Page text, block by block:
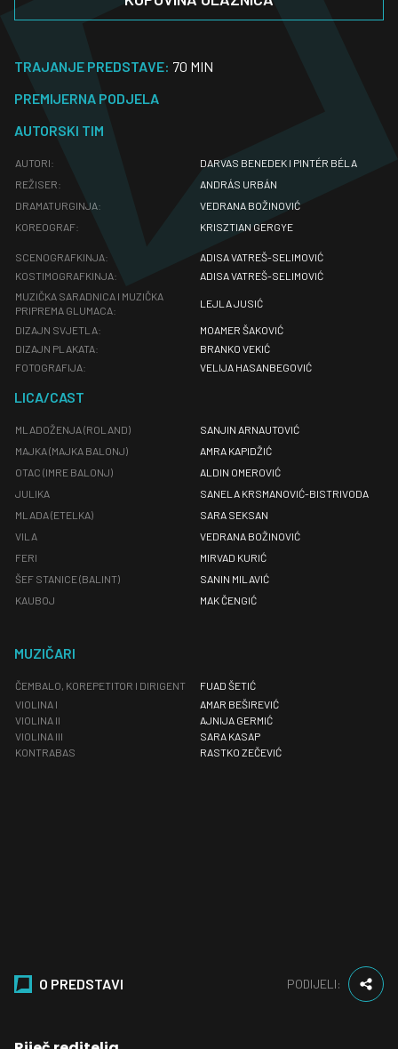
O PREDSTAVI PODIJELI:
TRAJANJE PREDSTAVE: 70 MIN
PREMIJERNA PODJELA
AUTORSKI TIM
AUTORI:
DARVAS BENEDEK I PINTÉR BÉLA
REŽISER:
ANDRÁS URBÁN
DRAMATURGINJA:
VEDRANA BOŽINOVIĆ
KOREOGRAF:
KRISZTIAN GERGYE
SCENOGRAFKINJA:
ADISA VATREŠ-SELIMOVIĆ
KOSTIMOGRAFKINJA:
ADISA VATREŠ-SELIMOVIĆ
MUZIČKA SARADNICA I MUZIČKA
PRIPREMA GLUMACA:
LEJLA JUSIĆ
DIZAJN SVJETLA:
MOAMER ŠAKOVIĆ
DIZAJN PLAKATA:
BRANKO VEKIĆ
FOTOGRAFIJA:
VELIJA HASANBEGOVIĆ
LICA/CAST
MLADOŽENJA (ROLAND)
SANJIN ARNAUTOVIĆ
MAJKA (MAJKA BALONJ)
AMRA KAPIDŽIĆ
OTAC (IMRE BALONJ)
ALDIN OMEROVIĆ
JULIKA
SANELA KRSMANOVIĆ-BISTRIVODA
MLADA (ETELKA)
SARA SEKSAN
VILA
VEDRANA BOŽINOVIĆ
FERI
MIRVAD KURIĆ
ŠEF STANICE (BALINT)
SANIN MILAVIĆ
KAUBOJ
MAK ČENGIĆ
MUZIČARI
ČEMBALO, KOREPETITOR I DIRIGENT
FUAD ŠETIĆ
VIOLINA I
AMAR BEŠIREVIĆ
VIOLINA II
AJNIJA GERMIĆ
VIOLINA III
SARA KASAP
KONTRABAS
RASTKO ZEČEVIĆ